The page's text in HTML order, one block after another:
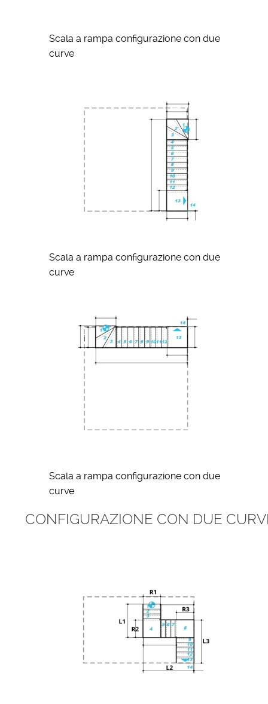
Scala a rampa configurazione con due
curve
Scala a rampa configurazione con due
curve
Scala a rampa configurazione con due
curve
CONFIGURAZIONE CON DUE